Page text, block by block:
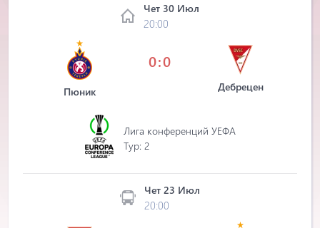
Чет 30 Июл
20:00
Пюник
0:0
Дебрецен
Лига конференций УЕФА
Tур: 2
Чет 23 Июл
20:00